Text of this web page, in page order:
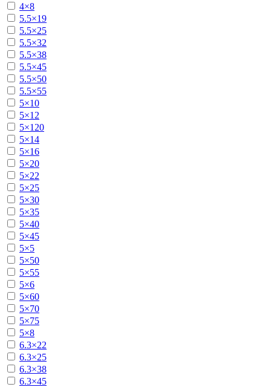
4×8
5.5×19
5.5×25
5.5×32
5.5×38
5.5×45
5.5×50
5.5×55
5×10
5×12
5×120
5×14
5×16
5×20
5×22
5×25
5×30
5×35
5×40
5×45
5×5
5×50
5×55
5×6
5×60
5×70
5×75
5×8
6.3×22
6.3×25
6.3×38
6.3×45